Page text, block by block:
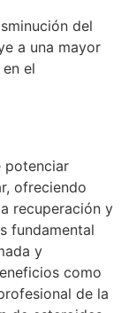
del
a una mayor
el
potenciar
ofreciendo
recuperación y
fundamental
y
como
de la